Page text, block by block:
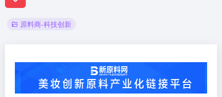
原料商-科技创新